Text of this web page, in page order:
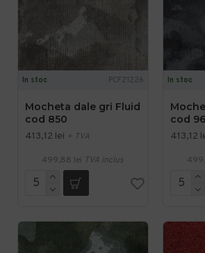
In stoc PCF21226
Mocheta dale gri Fluid
cod 850
413,12 lei + TVA
499,88 lei TVA inclus
In stoc
cod
413,12